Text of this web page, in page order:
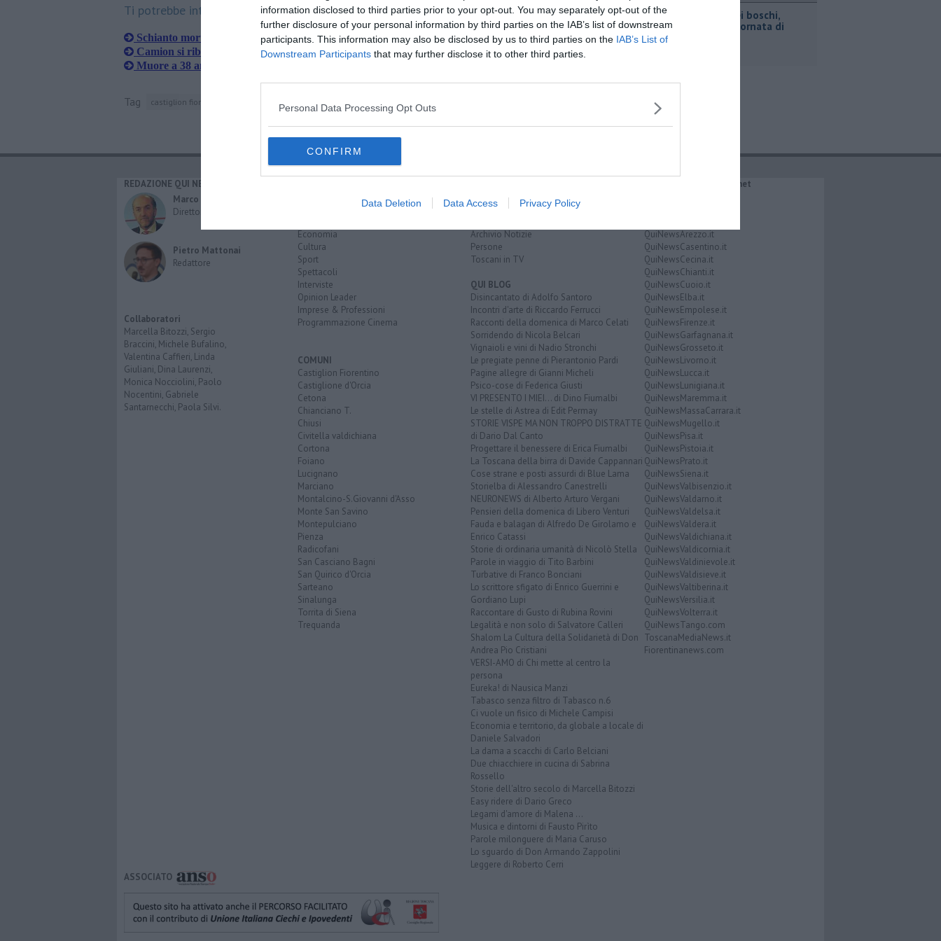
information disclosed to third parties prior to your opt-out. You may separately opt-out of the
further disclosure of your personal information by third parties on the IAB’s list of downstream
participants. This information may also be disclosed by us to third parties on the IAB’s List of
Downstream Participants that may further disclose it to other third parties.
Personal Data Processing Opt Outs
CONFIRM
Data Deletion Data Access Privacy Policy
Ti potrebbe interessare anche:
Schianto mortale fra auto e tir sull'Aurelia
Camion si ribalta, incidente mortale sulla A1
Muore a 38 anni nello scontro tra auto e moto
Tag castiglion fiorentino
Incendi nei boschi,
un'altra giornata di
REDAZIONE QUI NEWS
Marco Migli
Direttore Responsabile
Pietro Mattonai
Redattore
Collaboratori
Marcella Bitozzi, Sergio
Braccini, Michele Bufalino,
Valentina Caffieri, Linda
Giuliani, Dina Laurenzi,
Monica Nocciolini, Paolo
Nocentini, Gabriele
Santarnecchi, Paola Silvi.
Economia
Cultura
Sport
Spettacoli
Interviste
Opinion Leader
Imprese & Professioni
Programmazione Cinema
COMUNI
Castiglion Fiorentino
Castiglione d'Orcia
Cetona
Chianciano T.
Chiusi
Civitella valdichiana
Cortona
Foiano
Lucignano
Marciano
Montalcino-S.Giovanni d'Asso
Monte San Savino
Montepulciano
Pienza
Radicofani
San Casciano Bagni
San Quirico d'Orcia
Sarteano
Sinalunga
Torrita di Siena
Trequanda
Le notizie di oggi
Più Letti della settimana
Archivio Notizie
Persone
Toscani in TV
QUI BLOG
Disincantato di Adolfo Santoro
Incontri d'arte di Riccardo Ferrucci
Racconti della domenica di Marco Celati
Sorridendo di Nicola Belcari
Vignaioli e vini di Nadio Stronchi
Le pregiate penne di Pierantonio Pardi
Pagine allegre di Gianni Micheli
Psico-cose di Federica Giusti
VI PRESENTO I MIEI... di Dino Fiumalbi
Le stelle di Astrea di Edit Permay
STORIE VISPE MA NON TROPPO DISTRATTE
di Dario Dal Canto
Progettare il benessere di Erica Fiumalbi
La Toscana della birra di Davide Cappannari
Cose strane e posti assurdi di Blue Lama
Storielba di Alessandro Canestrelli
NEURONEWS di Alberto Arturo Vergani
Pensieri della domenica di Libero Venturi
Fauda e balagan di Alfredo De Girolamo e
Enrico Catassi
Storie di ordinaria umanità di Nicolò Stella
Parole in viaggio di Tito Barbini
Turbative di Franco Bonciani
Lo scrittore sfigato di Enrico Guerrini e
Gordiano Lupi
Raccontare di Gusto di Rubina Rovini
Legalità e non solo di Salvatore Calleri
Shalom La Cultura della Solidarietà di Don
Andrea Pio Cristiani
VERSI-AMO di Chi mette al centro la
persona
Eureka! di Nausica Manzi
Tabasco senza filtro di Tabasco n.6
Ci vuole un fisico di Michele Campisi
Economia e territorio, da globale a locale di
Daniele Salvadori
La dama a scacchi di Carlo Belciani
Due chiacchiere in cucina di Sabrina
Rossello
Storie dell'altro secolo di Marcella Bitozzi
Easy ridere di Dario Greco
Legami d'amore di Malena ...
Musica e dintorni di Fausto Pirìto
Parole milonguere di Maria Caruso
Lo sguardo di Don Armando Zappolini
Leggere di Roberto Cerri
IL NETWORK QuiNews.net
QuiNewsArezzo.it
QuiNewsCasentino.it
QuiNewsCecina.it
QuiNewsChianti.it
QuiNewsCuoio.it
QuiNewsElba.it
QuiNewsEmpolese.it
QuiNewsFirenze.it
QuiNewsGarfagnana.it
QuiNewsGrosseto.it
QuiNewsLivorno.it
QuiNewsLucca.it
QuiNewsLunigiana.it
QuiNewsMaremma.it
QuiNewsMassaCarrara.it
QuiNewsMugello.it
QuiNewsPisa.it
QuiNewsPistoia.it
QuiNewsPrato.it
QuiNewsSiena.it
QuiNewsValbisenzio.it
QuiNewsValdarno.it
QuiNewsValdelsa.it
QuiNewsValdera.it
QuiNewsValdichiana.it
QuiNewsValdicornia.it
QuiNewsValdinievole.it
QuiNewsValdisieve.it
QuiNewsValtiberina.it
QuiNewsVersilia.it
QuiNewsVolterra.it
QuiNewsTango.com
ToscanaMediaNews.it
Fiorentinanews.com
ASSOCIATO